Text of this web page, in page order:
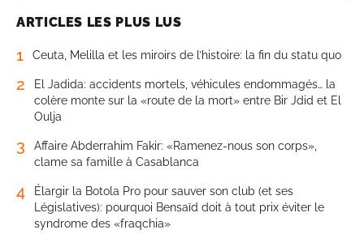
ARTICLES LES PLUS LUS
1 Ceuta, Melilla et les miroirs de l’histoire: la fin du statu quo
2
El Jadida: accidents mortels, véhicules endommagés… la
colère monte sur la «route de la mort» entre Bir Jdid et El
Oulja
3
Affaire Abderrahim Fakir: «Ramenez-nous son corps»,
clame sa famille à Casablanca
4
Élargir la Botola Pro pour sauver son club (et ses
Législatives): pourquoi Bensaïd doit à tout prix éviter le
syndrome des «fraqchia»